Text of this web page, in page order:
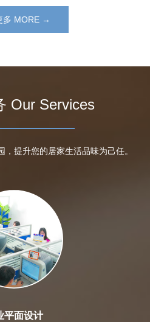
多 MORE →
Our Services
提升您的居家生活品味为己任。
平面设计